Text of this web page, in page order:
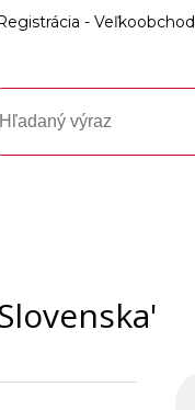
- Veľkoobchod